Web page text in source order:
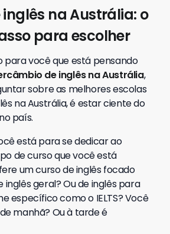
inglês na Austrália: o
para escolher
para você que está pensando
de inglês na Austrália,
sobre as melhores escolas
na Austrália, é estar ciente do
país.
está para se dedicar ao
de curso que você está
um curso de inglês focado
inglês geral? Ou de inglês para
específico como o IELTS? Você
manhã? Ou à tarde é